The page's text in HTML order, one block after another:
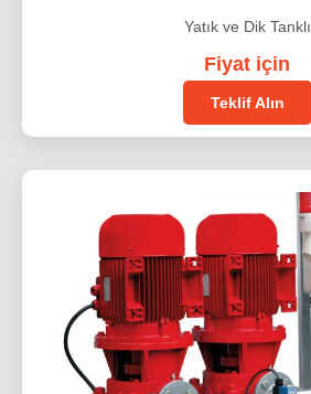
Yatık ve Dik Tanklı
Fiyat için
Teklif Alın